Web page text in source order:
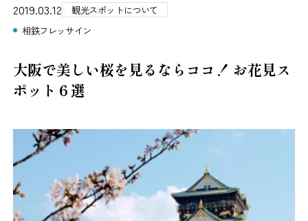
2019.03.12
観光スポットについて
相鉄フレッサイン
大阪で美しい桜を見るならココ！ お花見ス
ポット６選